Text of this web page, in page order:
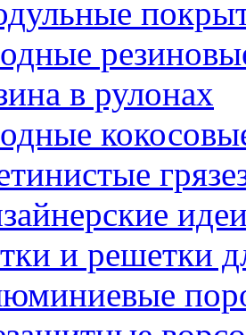
в рулонах
и решетки